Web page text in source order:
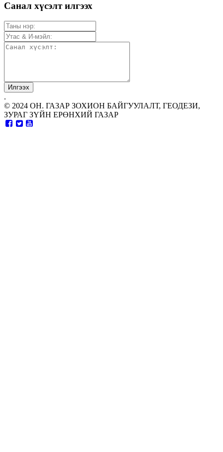
Санал хүсэлт илгээх
.
© 2024 ОН. ГАЗАР ЗОХИОН БАЙГУУЛАЛТ, ГЕОДЕЗИ,
ЗУРАГ ЗҮЙН ЕРӨНХИЙ ГАЗАР